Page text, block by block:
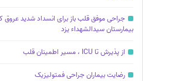
جراحی موفق قلب باز برای انسداد شدید عروق
بیمارستان سیدالشهداء یزد
از پذیرش تا ICU ، مسیر اطمینان قلب
رضایت بیماران جراحى فمتولیزیک